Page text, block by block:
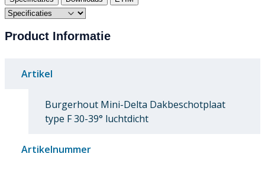
Product Informatie
Artikel
Burgerhout Mini-Delta Dakbeschotplaat
type F 30-39° luchtdicht
Artikelnummer